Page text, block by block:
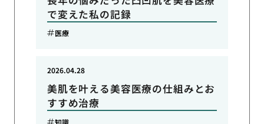
で変えた私の記録
医療
美肌を叶える美容医療の仕組みとお
すすめ治療
2026.04.28
知識